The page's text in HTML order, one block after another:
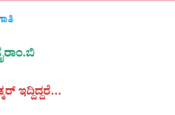
ಇದ್ದಿದ್ದರೆ…‌